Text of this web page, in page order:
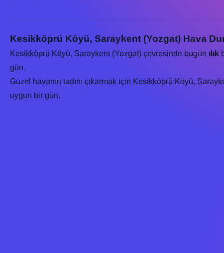
Kesikköprü Köyü, Saraykent (Yozgat) Hava
Kesikköprü Köyü, Saraykent (Yozgat) çevresinde bugün ılık
gün.
Güzel havanın tadını çıkarmak için Kesikköprü Köyü,
uygun bir gün.